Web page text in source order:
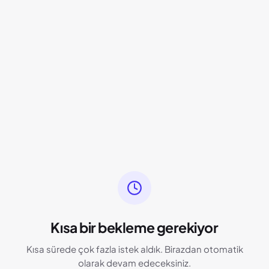
Kısa bir bekleme gerekiyor
Kısa sürede çok fazla istek aldık. Birazdan otomatik
olarak devam edeceksiniz.